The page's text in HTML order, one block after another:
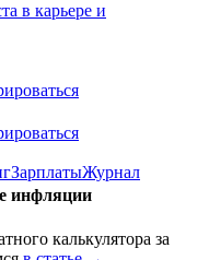
в карьере и
ЗарплатыЖурнал
инфляции
калькулятора за